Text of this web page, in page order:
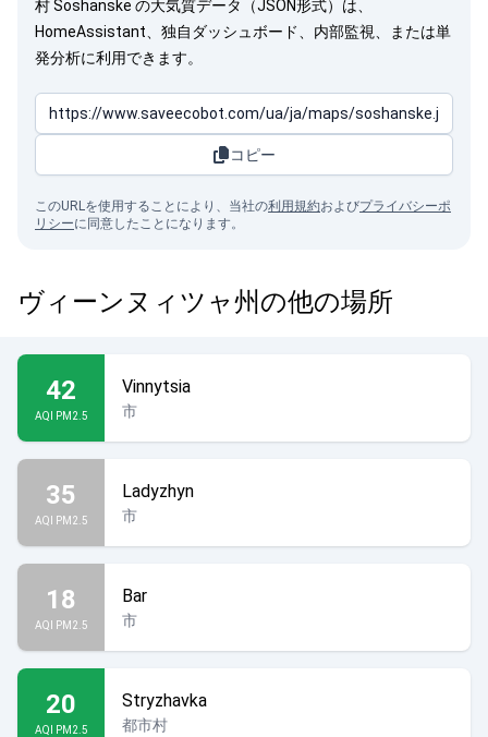
村 Soshanske の大気質データ（JSON形式）は、
HomeAssistant、独自ダッシュボード、内部監視、または単
発分析に利用できます。
コピー
このURLを使用することにより、当社の利用規約およびプライバシーポ
リシーに同意したことになります。
ヴィーンヌィツャ州の他の場所
42
AQI PM2.5
Vinnytsia
市
35
AQI PM2.5
Ladyzhyn
市
18
AQI PM2.5
Bar
市
20
AQI PM2.5
Stryzhavka
都市村